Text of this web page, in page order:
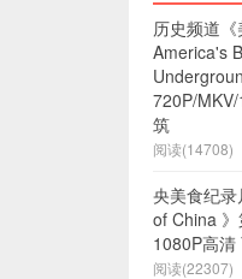
历史频道
America's
720P/
筑
阅读(14708)
央美食纪
of China
1080P高清
阅读(22307)